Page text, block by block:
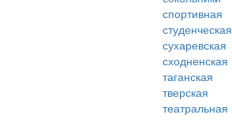
спортивная
студенческая
сухаревская
сходненская
таганская
тверская
театральная